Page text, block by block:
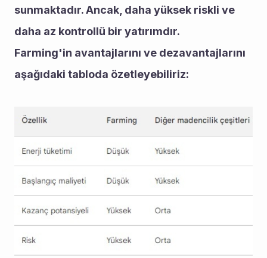
sunmaktadır. Ancak, daha yüksek riskli ve
daha az kontrollü bir yatırımdır.
Farming'in avantajlarını ve dezavantajlarını
aşağıdaki tabloda özetleyebiliriz: